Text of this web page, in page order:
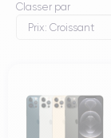
Classer par